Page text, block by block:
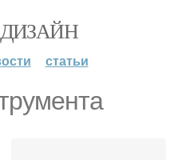
статьи